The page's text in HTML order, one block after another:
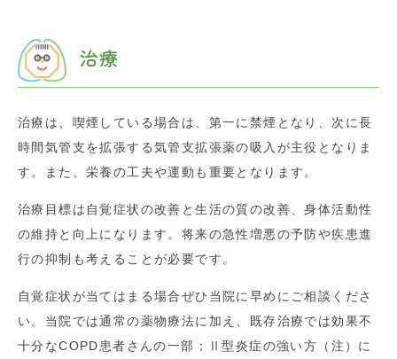
治療
治療は、喫煙している場合は、第一に禁煙となり、次に長
時間気管支を拡張する気管支拡張薬の吸入が主役となりま
す。また、栄養の工夫や運動も重要となります。
治療目標は自覚症状の改善と生活の質の改善、身体活動性
の維持と向上になります。将来の急性増悪の予防や疾患進
行の抑制も考えることが必要です。
自覚症状が当てはまる場合ぜひ当院に早めにご相談くださ
い。当院では通常の薬物療法に加え、既存治療では効果不
十分なCOPD患者さんの一部；Ⅱ型炎症の強い方（注）に